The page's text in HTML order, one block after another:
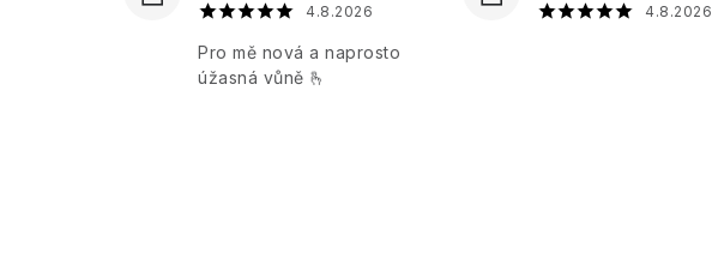
4.8.2026
Pro mě nová a naprosto
úžasná vůně 🫰
4.8.2026